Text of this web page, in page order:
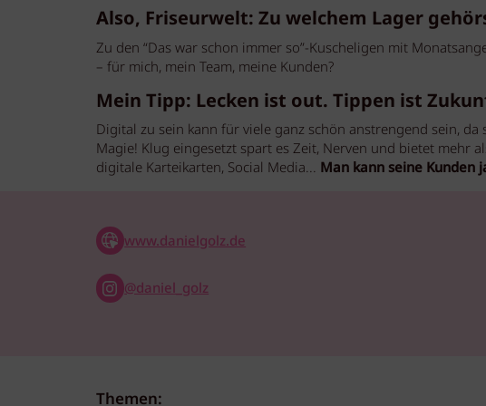
Also, Friseurwelt: Zu welchem Lager
Zu den “Das war schon immer so”-Kuscheligen mit
– für mich, mein Team, meine Kunden?
Mein Tipp: Lecken ist out. Tippen ist
Digital zu sein kann für viele ganz schön anstrengend sein,
Magie! Klug eingesetzt spart es Zeit, Nerven und bietet mehr
digitale Karteikarten, Social Media... Man kann seine Kunden
www.danielgolz.de
@daniel_golz
Themen: